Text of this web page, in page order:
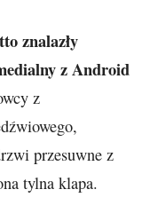
znalazły
z Android
z
przesuwne z
tylna klapa.